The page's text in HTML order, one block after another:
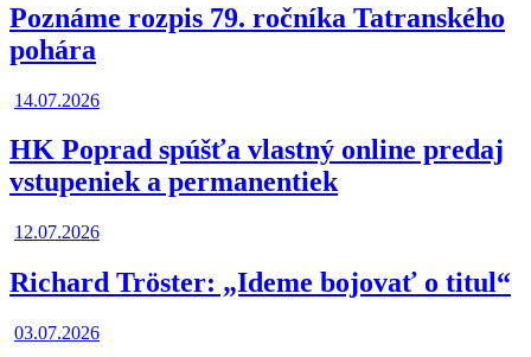
Poznáme rozpis 79. ročníka Tatranského
pohára
14.07.2026
HK Poprad spúšťa vlastný online predaj
vstupeniek a permanentiek
12.07.2026
Richard Tröster: „Ideme bojovať o titul“
03.07.2026